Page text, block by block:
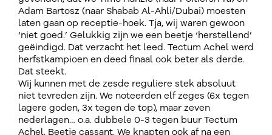
Adam Bartosz (naar Shabab Al-Ahli/Dubai) moesten
laten gaan op receptie-hoek. Tja, wij waren gewoon
‘niet goed.’ Gelukkig zijn we een beetje ‘herstellend’
geëindigd. Dat verzacht het leed. Tectum Achel werd
herfstkampioen en deed finaal ook beter als derde.
Dat steekt.
Wij kunnen met de zesde reguliere stek absoluut
niet tevreden zijn. We noteerden elf zeges (6x tegen
lagere goden, 3x tegen de top), maar zeven
nederlagen… o.a. dubbele 0-3 tegen buur Tectum
Achel. Beetje cassant. We knapten ook af na een